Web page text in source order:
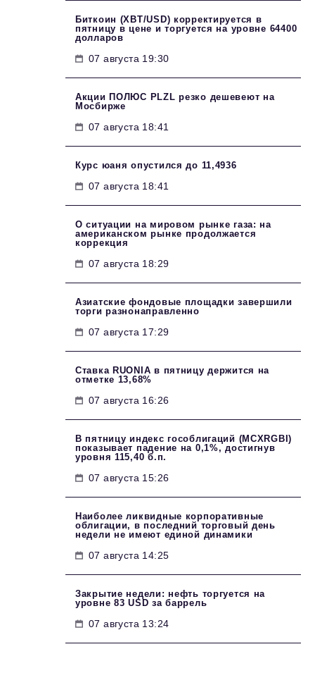
Биткоин (XBT/USD) корректируется в
пятницу в цене и торгуется на уровне 64400
долларов
07 августа 19:30
Акции ПОЛЮС PLZL резко дешевеют на
Мосбирже
07 августа 18:41
Курс юаня опустился до 11,4936
07 августа 18:41
О ситуации на мировом рынке газа: на
американском рынке продолжается
коррекция
07 августа 18:29
Азиатские фондовые площадки завершили
торги разнонаправленно
07 августа 17:29
Ставка RUONIA в пятницу держится на
отметке 13,68%
07 августа 16:26
В пятницу индекс гособлигаций (MCXRGBI)
показывает падение на 0,1%, достигнув
уровня 115,40 б.п.
07 августа 15:26
Наиболее ликвидные корпоративные
облигации, в последний торговый день
недели не имеют единой динамики
07 августа 14:25
Закрытие недели: нефть торгуется на
уровне 83 USD за баррель
07 августа 13:24